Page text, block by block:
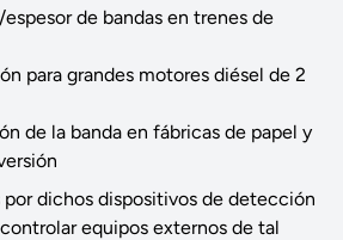
de bandas en trenes de
para grandes motores diésel de 2
de la banda en fábricas de papel y
por dichos dispositivos de detección
equipos externos de tal